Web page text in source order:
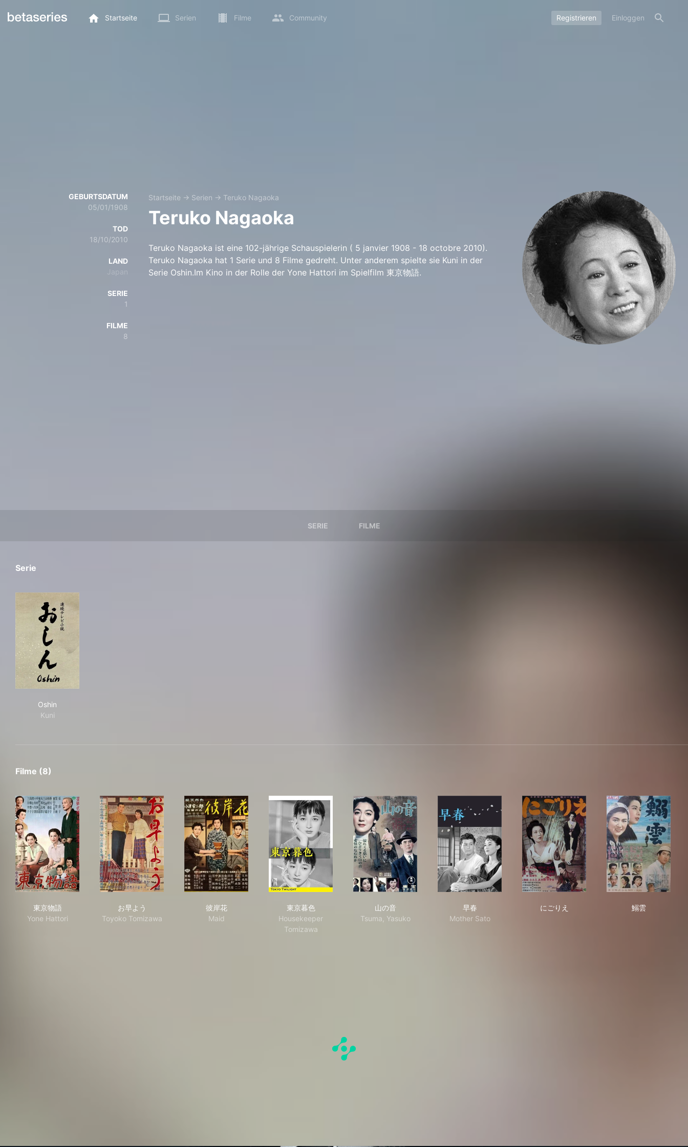
Startseite Serien Filme Community Registrieren Einloggen
GEBURTSDATUM
05/01/1908
TOD
18/10/2010
LAND
Japan
SERIE
1
FILME
8
Startseite → Serien → Teruko Nagaoka
Teruko Nagaoka
Teruko Nagaoka ist eine 102-jährige Schauspielerin ( 5 janvier 1908 - 18 octobre 2010).
Teruko Nagaoka hat 1 Serie und 8 Filme gedreht. Unter anderem spielte sie Kuni in der
Serie Oshin.Im Kino in der Rolle der Yone Hattori im Spielfilm 東京物語.
SERIE FILME
Serie
Oshin
Kuni
Filme (8)
東京物語
Yone Hattori
お早よう
Toyoko Tomizawa
彼岸花
Maid
東京暮色
Housekeeper
Tomizawa
山の音
Tsuma, Yasuko
早春
Mother Sato
にごりえ
鰯雲